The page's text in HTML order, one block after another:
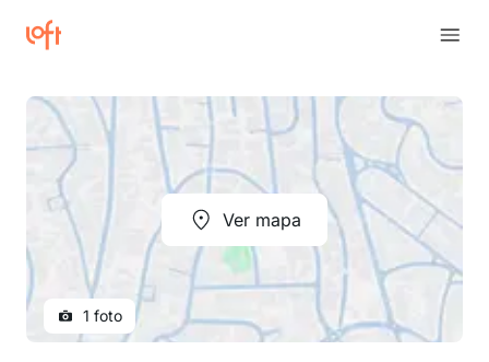
Ver mapa
1 foto